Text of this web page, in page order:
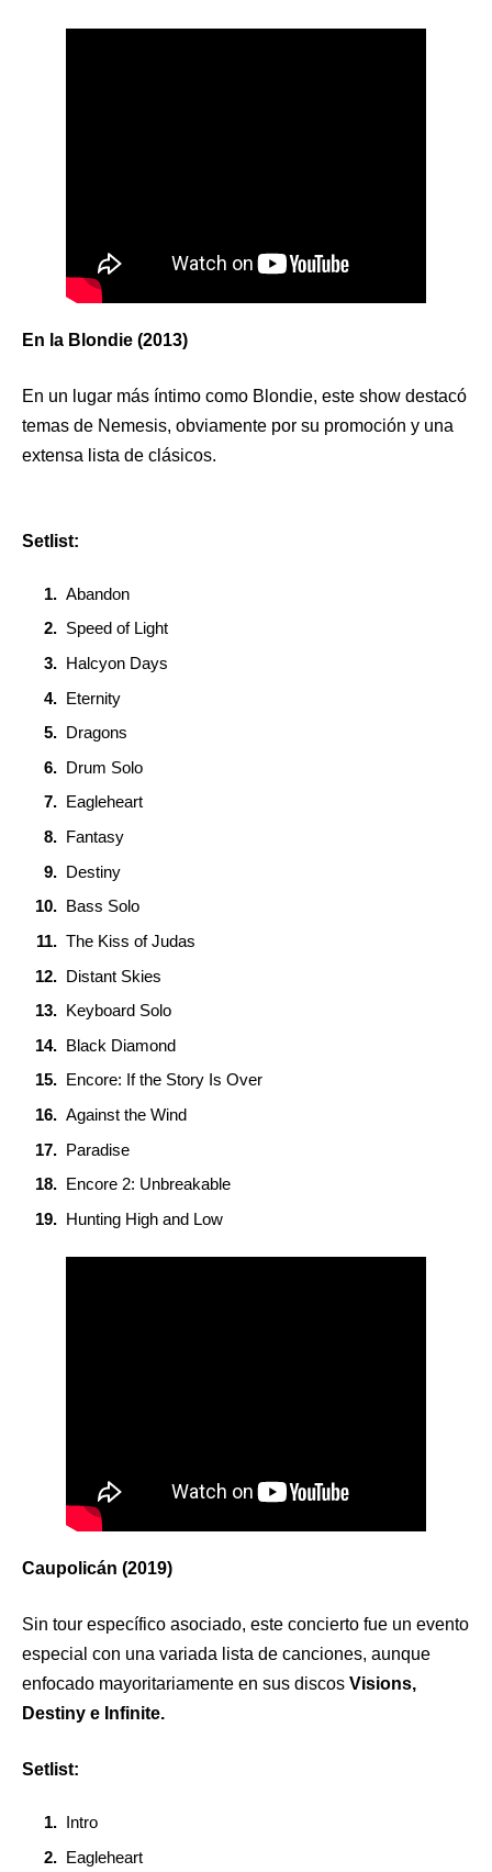
En la Blondie (2013)
En un lugar más íntimo como Blondie, este show destacó
temas de Nemesis, obviamente por su promoción y una
extensa lista de clásicos.
Setlist:
Abandon
Speed of Light
Halcyon Days
Eternity
Dragons
Drum Solo
Eagleheart
Fantasy
Destiny
Bass Solo
The Kiss of Judas
Distant Skies
Keyboard Solo
Black Diamond
Encore: If the Story Is Over
Against the Wind
Paradise
Encore 2: Unbreakable
Hunting High and Low
Caupolicán (2019)
Sin tour específico asociado, este concierto fue un evento
especial con una variada lista de canciones, aunque
enfocado mayoritariamente en sus discos Visions,
Destiny e Infinite.
Setlist:
Intro
Eagleheart